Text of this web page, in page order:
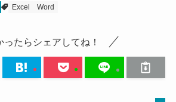
Excel Word
ったらシェアしてね！